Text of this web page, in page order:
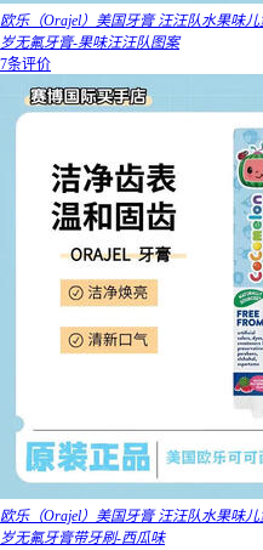
欧乐（Orajel）美国牙膏 汪汪队水果味
岁无氟牙膏-果味汪汪队图案
7条评价
欧乐（Orajel）美国牙膏 汪汪队水果味
岁无氟牙膏带牙刷-西瓜味